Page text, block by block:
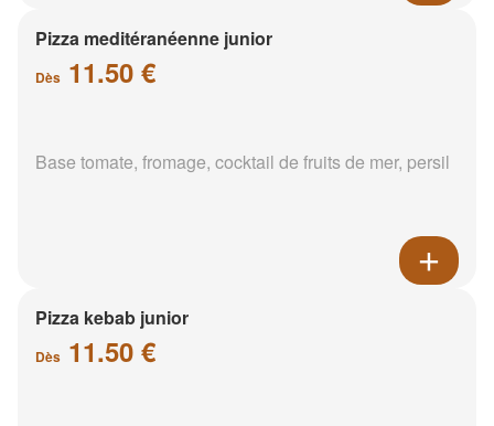
Pizza meditéranéenne junior
Dès 11.50 €
Base tomate, fromage, cocktail de fruits de mer, persil
Pizza kebab junior
Dès 11.50 €